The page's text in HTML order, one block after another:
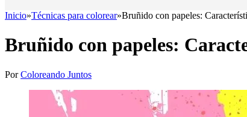
Inicio»Técnicas para colorear»Bruñido con papeles:
Bruñido con papeles:
PorColoreando Juntos